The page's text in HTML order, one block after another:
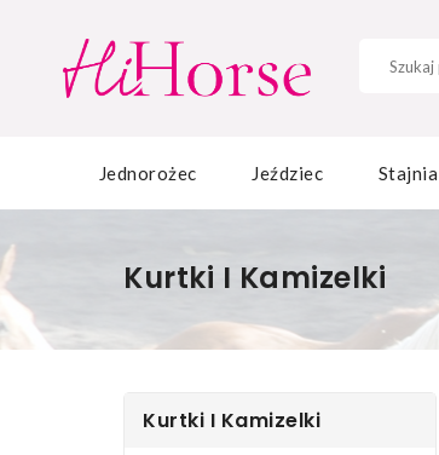
Jednorożec Jeździec Stajnia
Kurtki I Kamizelki
Kurtki I Kamizelki